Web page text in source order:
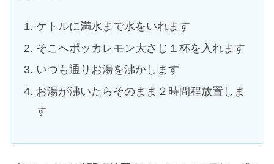
ケトルに満水まで水をいれます
そこへポッカレモン大さじ１杯を入れます
いつも通りお湯を沸かします
お湯が沸いたらそのまま２時間程放置しま
す